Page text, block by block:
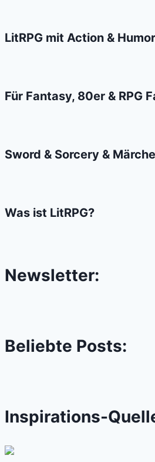
–
LitRPG mit Action &
Für Fantasy, 80er & RPG
Sword & Sorcery &
Was ist LitRPG?
Newsletter:
Beliebte Posts:
Inspirations-